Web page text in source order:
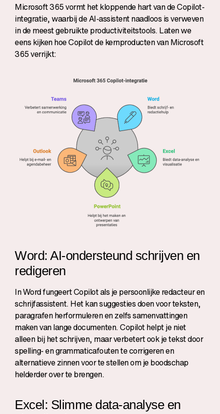
Microsoft 365 vormt het kloppende hart van de Copilot-
integratie, waarbij de AI-assistent naadloos is verweven
in de meest gebruikte productiviteitstools. Laten we
eens kijken hoe Copilot de kernproducten van Microsoft
365 verrijkt:
Word: AI-ondersteund schrijven en
redigeren
In Word fungeert Copilot als je persoonlijke redacteur en
schrijfassistent. Het kan suggesties doen voor teksten,
paragrafen herformuleren en zelfs samenvattingen
maken van lange documenten. Copilot helpt je niet
alleen bij het schrijven, maar verbetert ook je tekst door
spelling- en grammaticafouten te corrigeren en
alternatieve zinnen voor te stellen om je boodschap
helderder over te brengen.
Excel: Slimme data-analyse en